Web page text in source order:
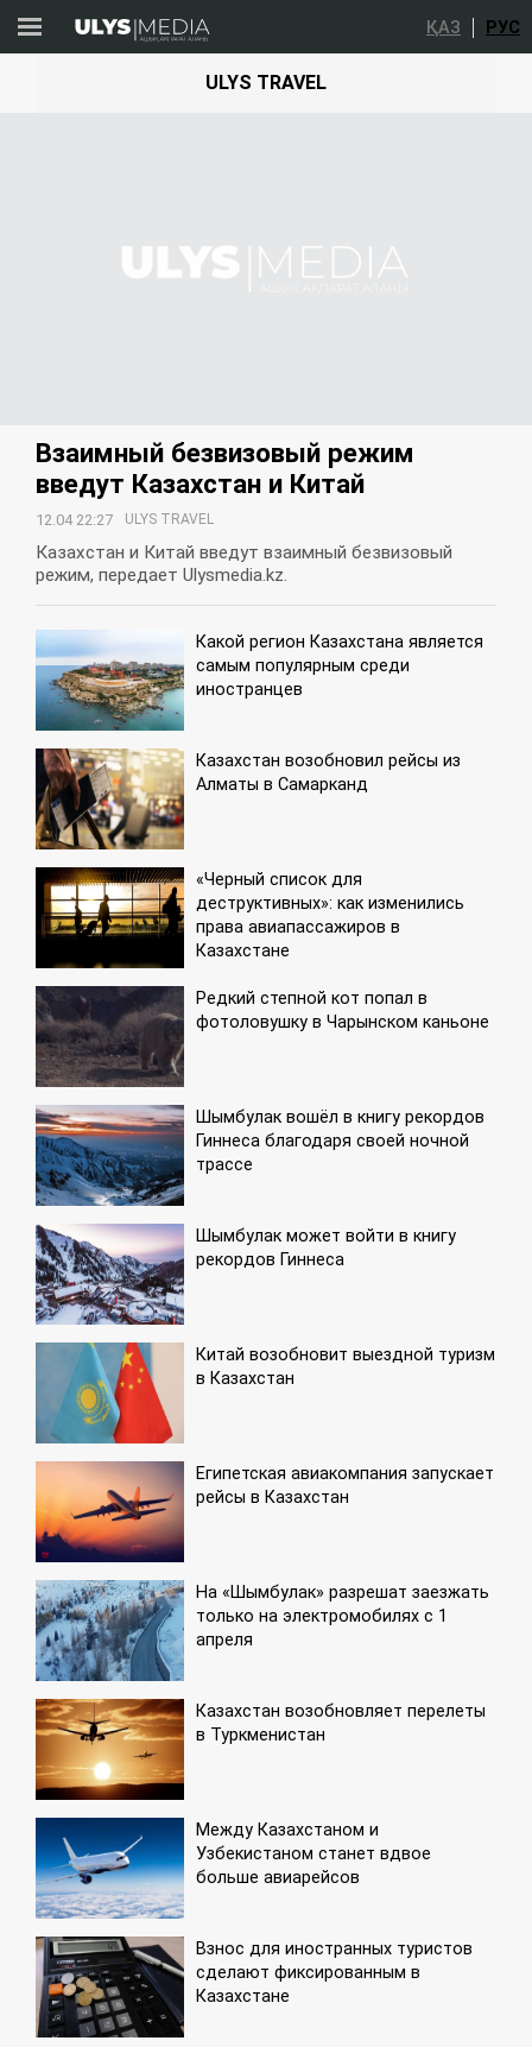
ҚАЗ РУС
ULYS TRAVEL
Взаимный безвизовый режим
введут Казахстан и Китай
12.04 22:27 ULYS TRAVEL
Казахстан и Китай введут взаимный безвизовый
режим, передает Ulysmedia.kz.
Какой регион Казахстана является
самым популярным среди
иностранцев
Казахстан возобновил рейсы из
Алматы в Самарканд
«Черный список для
деструктивных»: как изменились
права авиапассажиров в
Казахстане
Редкий степной кот попал в
фотоловушку в Чарынском каньоне
Шымбулак вошёл в книгу рекордов
Гиннеса благодаря своей ночной
трассе
Шымбулак может войти в книгу
рекордов Гиннеса
Китай возобновит выездной туризм
в Казахстан
Египетская авиакомпания запускает
рейсы в Казахстан
На «Шымбулак» разрешат заезжать
только на электромобилях с 1
апреля
Казахстан возобновляет перелеты
в Туркменистан
Между Казахстаном и
Узбекистаном станет вдвое
больше авиарейсов
Взнос для иностранных туристов
сделают фиксированным в
Казахстане